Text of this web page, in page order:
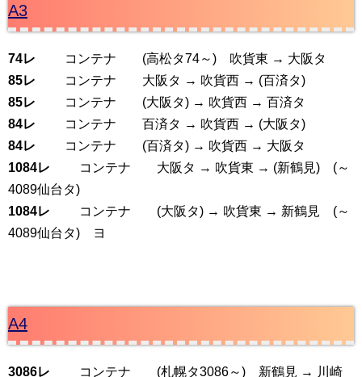
A3
74レ コンテナ (高松タ74～) 吹貨東 → 大阪タ
85レ コンテナ 大阪タ → 吹貨西 → (百済タ)
85レ コンテナ (大阪タ) → 吹貨西 → 百済タ
84レ コンテナ 百済タ → 吹貨西 → (大阪タ)
84レ コンテナ (百済タ) → 吹貨西 → 大阪タ
1084レ コンテナ 大阪タ → 吹貨東 → (新鶴見) (～
4089仙台タ)
1084レ コンテナ (大阪タ) → 吹貨東 → 新鶴見 (～
4089仙台タ) ヨ
A4
3086レ コンテナ (札幌タ3086～) 新鶴見 → 川崎